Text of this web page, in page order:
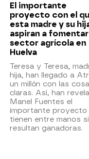
El importante
proyecto con el
esta madre y su
aspiran a fomentar
sector agrícola en
Huelva
Teresa y Teresa,
hija, han llegado a
un millón con las
claras. Así, han
Manel Fuentes el
importante proyecto
tienen entre manos si
resultan ganadoras.